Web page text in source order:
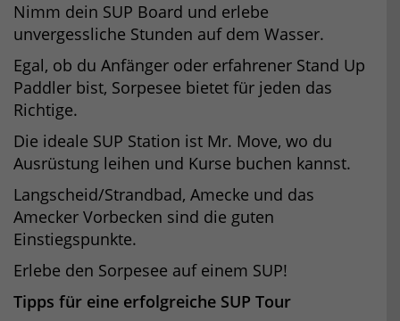
Nimm dein SUP Board und erlebe
unvergessliche Stunden auf dem Wasser.
Egal, ob du Anfänger oder erfahrener Stand Up
Paddler bist, Sorpesee bietet für jeden das
Richtige.
Die ideale SUP Station ist Mr. Move, wo du
Ausrüstung leihen und Kurse buchen kannst.
Langscheid/Strandbad, Amecke und das
Amecker Vorbecken sind die guten
Einstiegspunkte.
Erlebe den Sorpesee auf einem SUP!
Tipps für eine erfolgreiche SUP Tour